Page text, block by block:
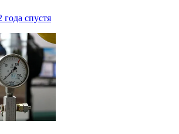
года спустя